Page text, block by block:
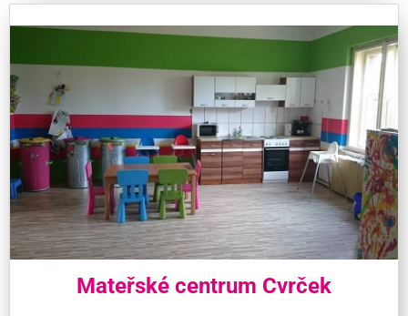
Mateřské centrum Cvrček